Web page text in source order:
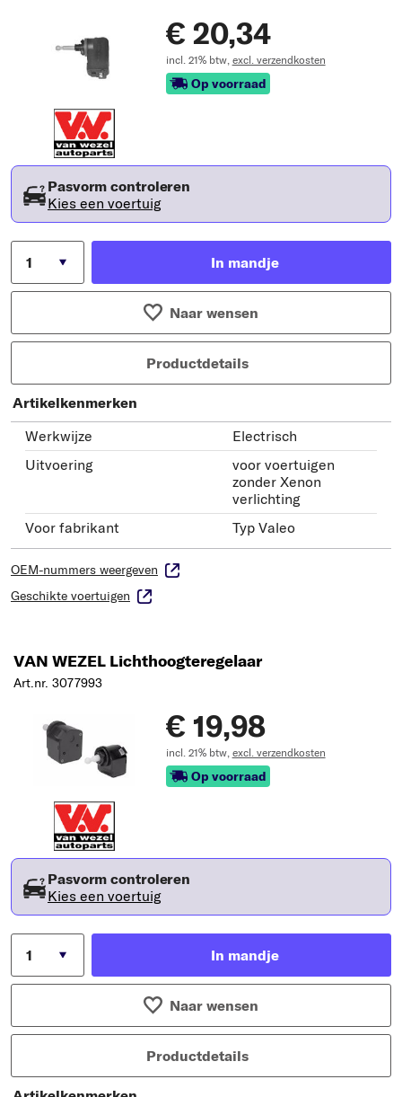
€ 20,34
incl. 21% btw, excl. verzendkosten
Op voorraad
Pasvorm controleren
Kies een voertuig
In mandje
Naar wensen
Productdetails
Artikelkenmerken
Werkwijze
Electrisch
Uitvoering
voor voertuigen
zonder Xenon
verlichting
Voor fabrikant
Typ Valeo
OEM-nummers weergeven
Geschikte voertuigen
VAN WEZEL Lichthoogteregelaar
Art.nr. 3077993
€ 19,98
incl. 21% btw, excl. verzendkosten
Op voorraad
Pasvorm controleren
Kies een voertuig
In mandje
Naar wensen
Productdetails